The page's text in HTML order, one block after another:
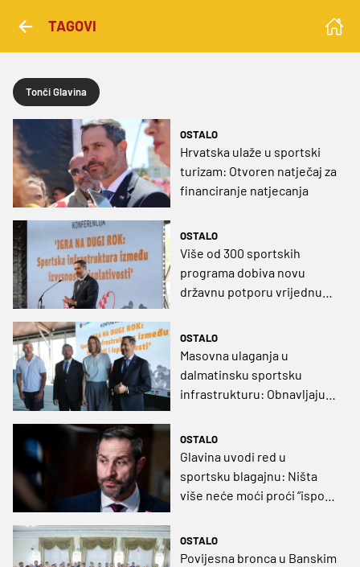
TAGOVI
Tonči Glavina
OSTALO
Hrvatska ulaže u sportski
turizam: Otvoren natječaj za
financiranje natjecanja
OSTALO
Više od 300 sportskih
programa dobiva novu
državnu potporu vrijednu
OSTALO
Masovna ulaganja u
dalmatinsku sportsku
infrastrukturu: Obnavljaju
OSTALO
Glavina uvodi red u
sportsku blagajnu: Ništa
više neće moći proći “ispod
OSTALO
Povijesna bronca u Banskim